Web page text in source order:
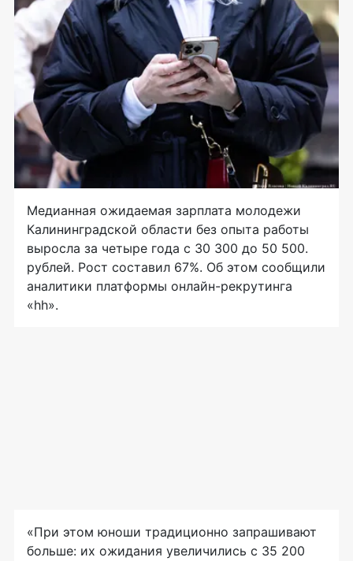
Медианная ожидаемая зарплата молодежи
Калининградской области без опыта работы
выросла за четыре года с 30 300 до 50 500.
рублей. Рост составил 67%. Об этом сообщили
аналитики платформы онлайн-рекрутинга
«hh».
«При этом юноши традиционно запрашивают
больше: их ожидания увеличились с 35 200